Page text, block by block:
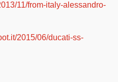
11/from-italy-alessandro-
2015/06/ducati-ss-